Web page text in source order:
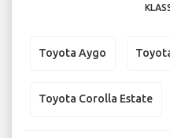
Toyota Aygo
Toyota Corolla Estate